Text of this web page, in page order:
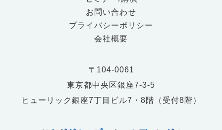
お問い合わせ
プライバシーポリシー
会社概要
〒104-0061
東京都中央区銀座7-3-5
ヒューリック銀座7丁目ビル7・8階（受付8階）